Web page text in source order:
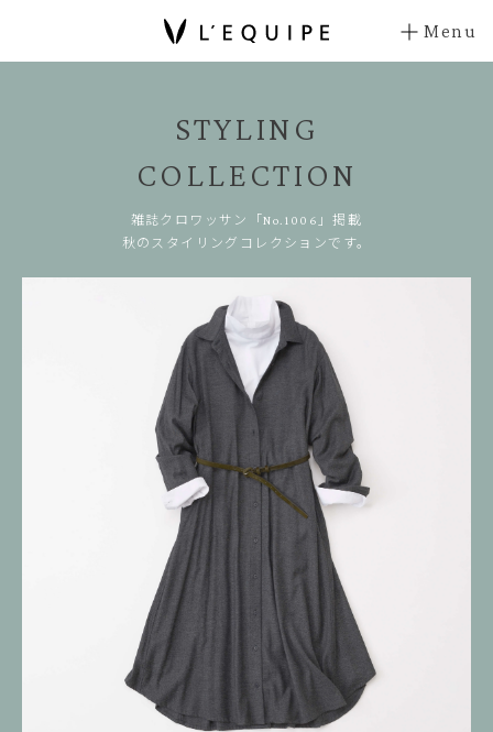
Menu
STYLING
COLLECTION
雑誌クロワッサン「No.1006」掲載
秋のスタイリングコレクションです。